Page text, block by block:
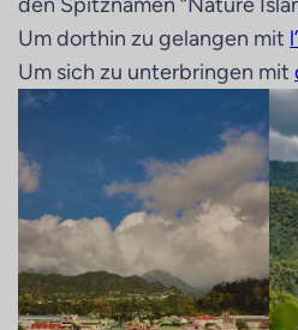
Um dorthin zu gelangen mit
Um sich zu unterbringen mit